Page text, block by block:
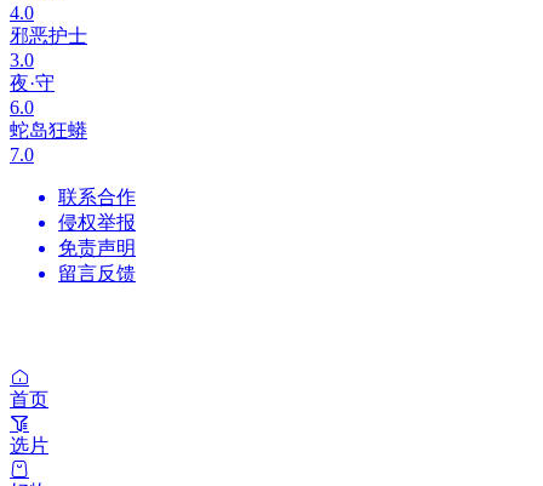
4.0
邪恶护士
3.0
夜·守
6.0
蛇岛狂蟒
7.0
联系合作
侵权举报
免责声明
留言反馈
首页
选片